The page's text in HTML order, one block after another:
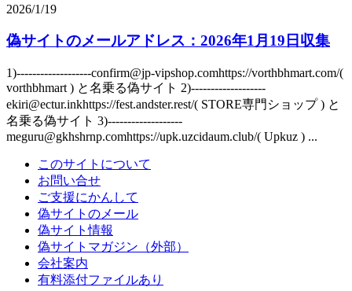
2026/1/19
偽サイトのメールアドレス：2026年1月19日収集
1)-------------------confirm@jp-vipshop.comhttps://vorthbhmart.com/(
vorthbhmart ) と名乗る偽サイト 2)-------------------
ekiri@ectur.inkhttps://fest.andster.rest/( STORE専門ショップ ) と
名乗る偽サイト 3)-------------------
meguru@gkhshrnp.comhttps://upk.uzcidaum.club/( Upkuz ) ...
このサイトについて
お問い合せ
ご支援にかんして
偽サイトのメール
偽サイト情報
偽サイトマガジン（外部）
会社案内
有料添付ファイルあり